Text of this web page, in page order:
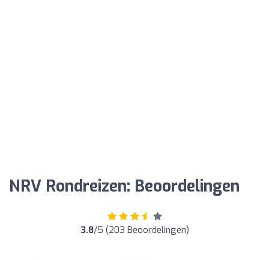
NRV Rondreizen: Beoordelingen
3.8/5 (203 Beoordelingen)